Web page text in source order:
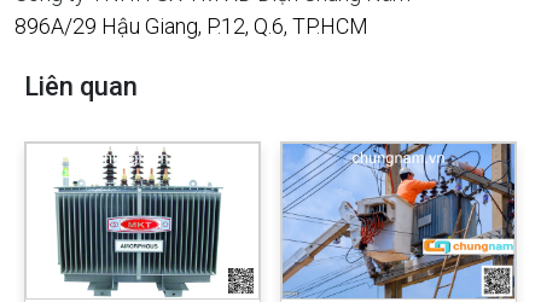
896A/29 Hậu Giang, P.12, Q.6, TP.HCM
Liên quan